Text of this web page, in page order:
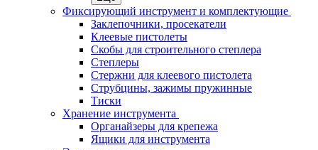
Фиксирующий инструмент и комплектующие
Заклепочники, просекатели
Клеевые пистолеты
Скобы для строительного степлера
Степлеры
Стержни для клеевого пистолета
Струбцины, зажимы пружинные
Тиски
Хранение инструмента
Органайзеры для крепежа
Ящики для инструмента